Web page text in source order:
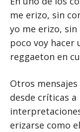
me erizo, sin
yo me erizo,
poco voy hacer
reggaeton en
Otros
desde críticas
erizarse como